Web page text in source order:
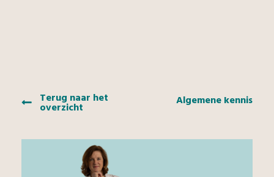
Terug naar het
overzicht Algemene kennis